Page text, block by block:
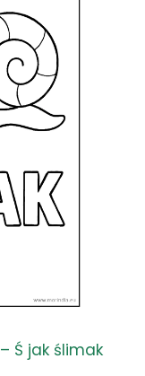
Ś jak ślimak